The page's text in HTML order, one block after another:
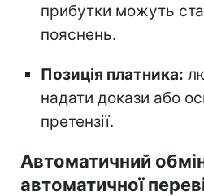
прибутки можуть
пояснень.
Позиція платника:
надати докази або
претензії.
Автоматичний
автоматичної